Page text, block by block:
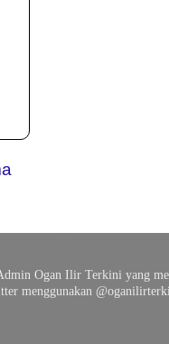
Ogan Ilir Terkini yang
menggunakan